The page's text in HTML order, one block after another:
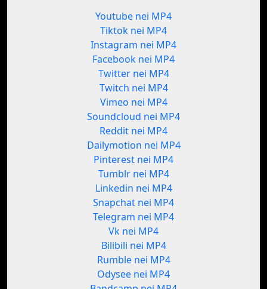
Youtube nei MP4
Tiktok nei MP4
Instagram nei MP4
Facebook nei MP4
Twitter nei MP4
Twitch nei MP4
Vimeo nei MP4
Soundcloud nei MP4
Reddit nei MP4
Dailymotion nei MP4
Pinterest nei MP4
Tumblr nei MP4
Linkedin nei MP4
Snapchat nei MP4
Telegram nei MP4
Vk nei MP4
Bilibili nei MP4
Rumble nei MP4
Odysee nei MP4